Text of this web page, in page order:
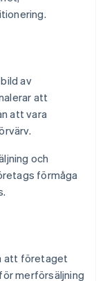
av
att
att vara
och
förmåga
att företaget
merförsäljning